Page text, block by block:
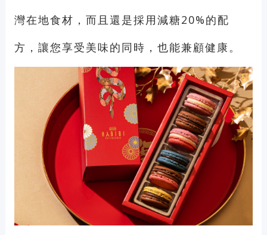
灣在地食材，而且還是採用減糖20%的配
方，讓您享受美味的同時，也能兼顧健康。